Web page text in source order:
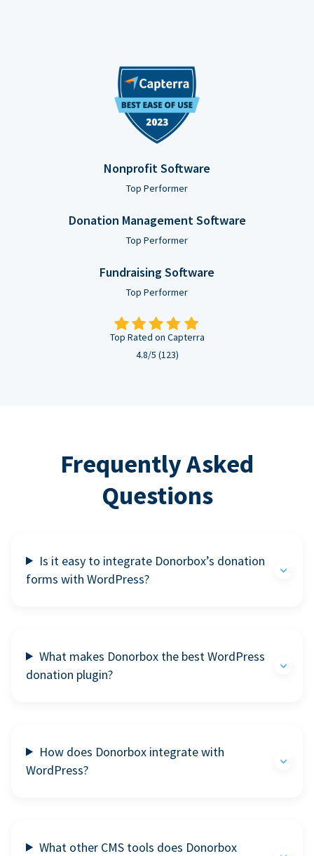
Nonprofit Software
Top Performer
Donation Management Software
Top Performer
Fundraising Software
Top Performer
Top Rated on Capterra
4.8/5 (123)
Frequently Asked
Questions
Is it easy to integrate Donorbox’s donation
forms with WordPress?
What makes Donorbox the best WordPress
donation plugin?
How does Donorbox integrate with
WordPress?
What other CMS tools does Donorbox